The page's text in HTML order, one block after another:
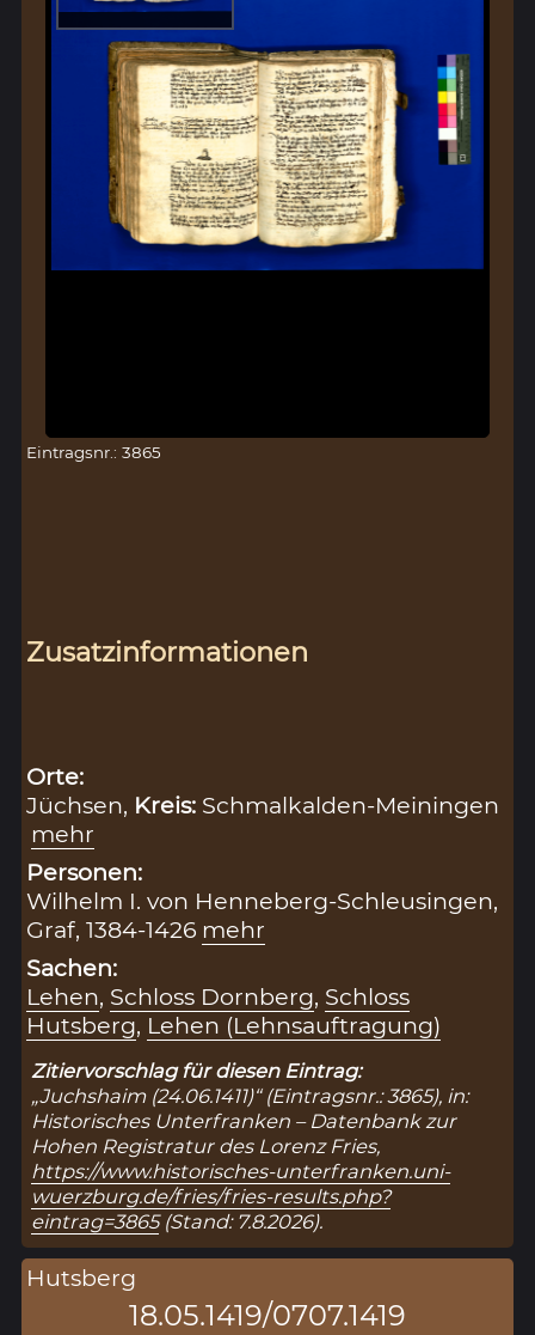
Eintragsnr.: 3865
Zusatzinformationen
Orte:
Jüchsen, Kreis: Schmalkalden-Meiningen
mehr
Personen:
Wilhelm I. von Henneberg-Schleusingen,
Graf, 1384-1426 mehr
Sachen:
Lehen, Schloss Dornberg, Schloss
Hutsberg, Lehen (Lehnsauftragung)
Zitiervorschlag für diesen Eintrag:
„Juchshaim (24.06.1411)“ (Eintragsnr.: 3865), in:
Historisches Unterfranken – Datenbank zur
Hohen Registratur des Lorenz Fries,
https://www.historisches-unterfranken.uni-
wuerzburg.de/fries/fries-results.php?
eintrag=3865(Stand: 7.8.2026).
Hutsberg
18.05.1419/0707.1419